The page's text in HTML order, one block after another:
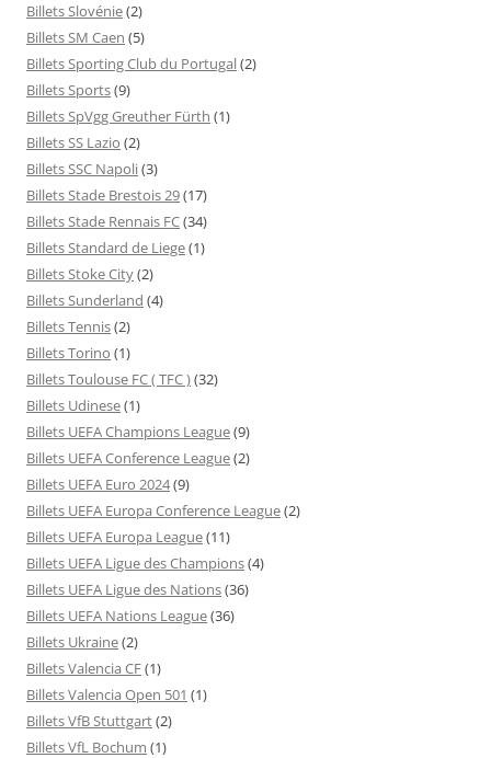
Billets Slovénie(2)
Billets SM Caen (5)
Billets Sporting Club du Portugal(2)
Billets Sports(9)
Billets SpVgg Greuther Fürth (1)
Billets SS Lazio (2)
Billets SSC Napoli(3)
Billets Stade Brestois 29(17)
Billets Stade Rennais FC(34)
Billets Standard de Liege(1)
Billets Stoke City(2)
Billets Sunderland (4)
Billets Tennis(2)
Billets Torino (1)
Billets Toulouse FC ( TFC )(32)
Billets Udinese(1)
Billets UEFA Champions League(9)
Billets UEFA Conference League(2)
Billets UEFA Euro 2024(9)
Billets UEFA Europa Conference League(2)
Billets UEFA Europa League(11)
Billets UEFA Ligue des Champions(4)
Billets UEFA Ligue des Nations(36)
Billets UEFA Nations League(36)
Billets Ukraine(2)
Billets Valencia CF(1)
Billets Valencia Open 501 (1)
Billets VfB Stuttgart(2)
Billets VfL Bochum (1)